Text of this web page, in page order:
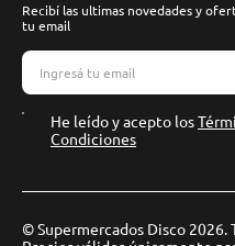
Recibí las ultimas novedades y
tu email
He leído y acepto los
Condiciones
© Supermercados Disco 2026.